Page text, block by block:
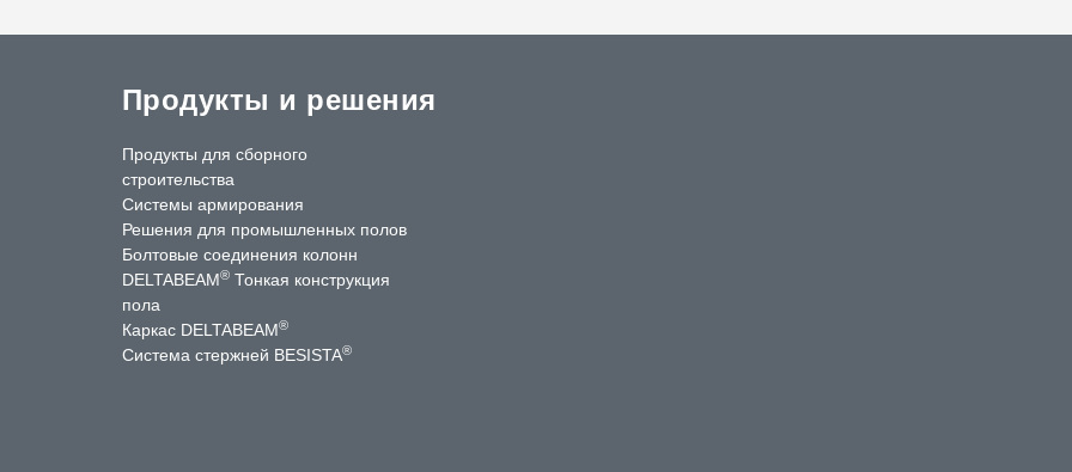
Продукты и решения
Продукты для сборного
строительства
Системы армирования
Решения для промышленных полов
Болтовые соединения колонн
DELTABEAM® Тонкая конструкция
пола
Каркас DELTABEAM®
Система стержней BESISTA®